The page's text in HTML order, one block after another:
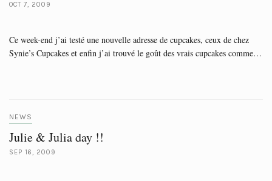
OCT 7, 2009
Ce week-end j’ai testé une nouvelle adresse de cupcakes, ceux de chez
Synie’s Cupcakes et enfin j’ai trouvé le goût des vrais cupcakes comme…
NEWS
Julie & Julia day !!
SEP 16, 2009